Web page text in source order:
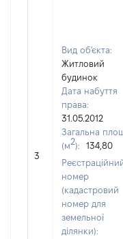
3
Вид об'єкта:
Житловий
будинок
Дата набуття
права:
31.05.2012
Загальна
(м2):
134,80
номер
(кадастровий
номер для
земельної
ділянки):